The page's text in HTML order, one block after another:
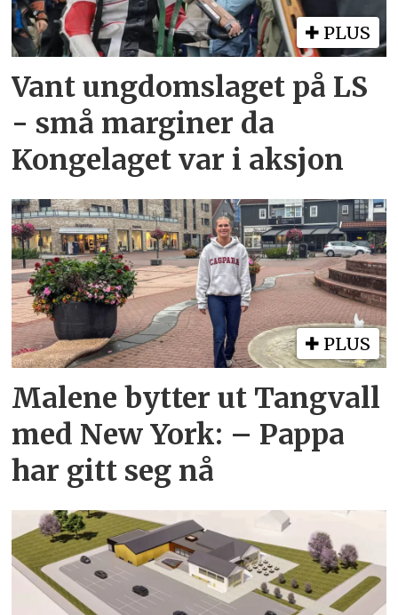
PLUS
Vant ungdomslaget på LS
- små marginer da
Kongelaget var i aksjon
PLUS
Malene bytter ut Tangvall
med New York: – Pappa
har gitt seg nå